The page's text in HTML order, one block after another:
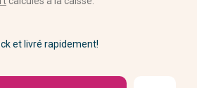
et livré rapidement!